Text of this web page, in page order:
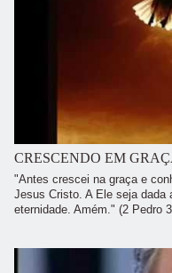
CRESCENDO EM
"Antes crescei na graça e
Jesus Cristo. A Ele seja dada
eternidade. Amém." (2 Pedro